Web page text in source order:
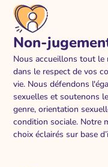
Non-
Nous accueillons tout le
dans le respect de vos
vie. Nous défendons
sexuelles et soutenons
genre, orientation
condition sociale. Notre
choix éclairés sur base